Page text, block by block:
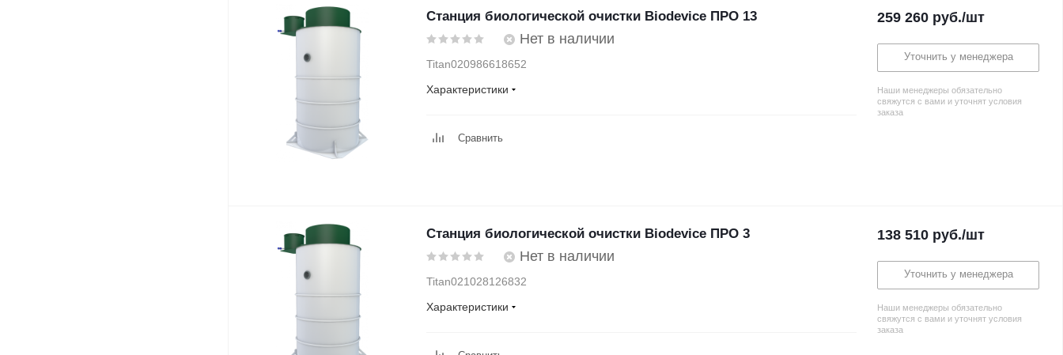
Станция биологической очистки Biodevice ПРО 13
Нет в наличии
Titan020986618652
Характеристики
Сравнить
259 260 руб./шт
Уточнить у менеджера
Наши менеджеры обязательно
свяжутся с вами и уточнят условия
заказа
Станция биологической очистки Biodevice ПРО 3
Нет в наличии
Titan021028126832
Характеристики
138 510 руб./шт
Уточнить у менеджера
Наши менеджеры обязательно
свяжутся с вами и уточнят условия
заказа